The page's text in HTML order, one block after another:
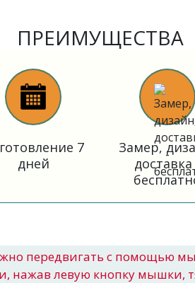
ПРЕИМУЩЕСТВА
7
дней
Замер,
доставка
передвигать с помощью
нажав левую кнопку мышки,